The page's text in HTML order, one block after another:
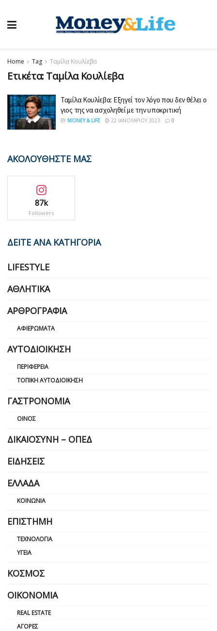
Home Tag Ταμίλα Κουλίεβα
Ετικέτα: Ταμίλα Κουλίεβα
Ταμίλα Κουλίεβα: Εξηγεί τον λόγο που δεν θέλει ο
γιος της να ασχοληθεί με την υποκριτική
BY MONEY & LIFE 22 ΙΑΝΟΥΑΡΊΟΥ 2023 0
ΑΚΟΛΟΥΘΗΣΤΕ ΜΑΣ
87k
Followers
ΔΕΙΤΕ ΑΝΑ ΚΑΤΗΓΟΡΙΑ
LIFESTYLE
ΑΘΛΗΤΙΚΆ
ΑΡΘΡΟΓΡΑΦΊΑ
ΑΦΙΕΡΏΜΑΤΑ
ΑΥΤΟΔΙΟΊΚΗΣΗ
ΠΕΡΙΦΈΡΕΙΑ
ΤΟΠΙΚΉ ΑΥΤΟΔΙΟΊΚΗΣΗ
ΓΑΣΤΡΟΝΟΜΊΑ
ΟΊΝΟΣ
ΔΙΚΑΙΟΣΎΝΗ – ΟΠΕΔ
ΕΙΔΉΣΕΙΣ
ΕΛΛΆΔΑ
ΚΟΙΝΩΝΊΑ
ΕΠΙΣΤΉΜΗ
ΤΕΧΝΟΛΟΓΊΑ
ΥΓΕΊΑ
ΚΌΣΜΟΣ
ΟΙΚΟΝΟΜΊΑ
REAL ESTATE
ΑΓΟΡΈΣ